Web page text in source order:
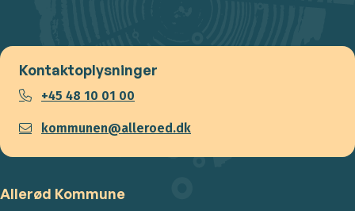
Kontaktoplysninger
+45 48 10 01 00
kommunen@alleroed.dk
Allerød Kommune